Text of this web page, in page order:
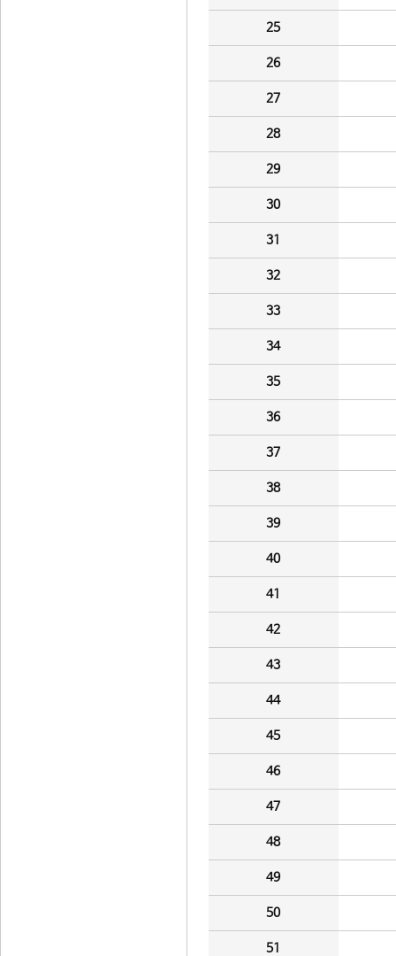
25
26
27
28
29
30
31
32
33
34
35
36
37
38
39
40
41
42
43
44
45
46
47
48
49
50
51